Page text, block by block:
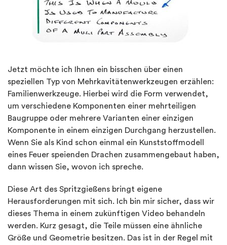
Jetzt möchte ich Ihnen ein bisschen über einen
speziellen Typ von Mehrkavitätenwerkzeugen erzählen:
Familienwerkzeuge. Hierbei wird die Form verwendet,
um verschiedene Komponenten einer mehrteiligen
Baugruppe oder mehrere Varianten einer einzigen
Komponente in einem einzigen Durchgang herzustellen.
Wenn Sie als Kind schon einmal ein Kunststoffmodell
eines Feuer speienden Drachen zusammengebaut haben,
dann wissen Sie, wovon ich spreche.
Diese Art des Spritzgießens bringt eigene
Herausforderungen mit sich. Ich bin mir sicher, dass wir
dieses Thema in einem zukünftigen Video behandeln
werden. Kurz gesagt, die Teile müssen eine ähnliche
Größe und Geometrie besitzen. Das ist in der Regel mit